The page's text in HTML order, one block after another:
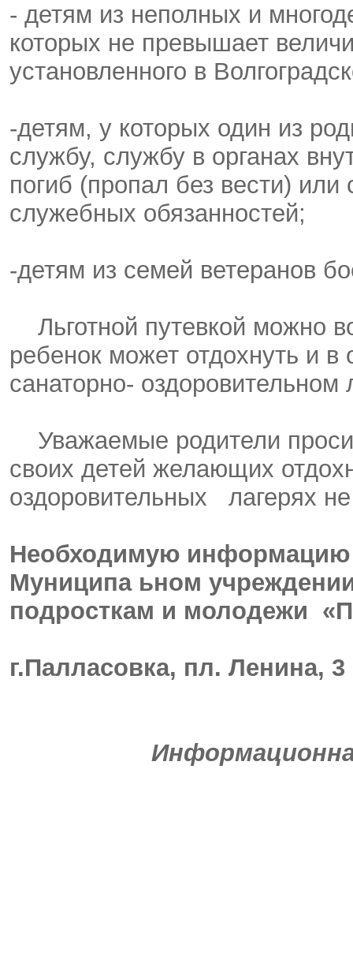
- детям из неполных и
которых не превышает
установленного в
-детям, у которых один из
службу, службу в органах
погиб (пропал без вести)
служебных обязанностей;
-детям из семей ветеранов
Льготной путевкой можно
ребенок может отдохнуть и в
санаторно- оздоровительном
Уважаемые родители
своих детей желающих
оздоровительных лагерях
Необходимую
Муниципа ьном
подросткам и молодежи
г.Палласовка, пл. Ленина,